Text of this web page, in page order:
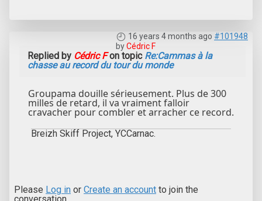
16 years 4 months ago #101948
byCédric F
Replied by Cédric Fon topic Re:Cammas à la
chasse au record du tour du monde
Groupama douille sérieusement. Plus de 300
milles de retard, il va vraiment falloir
cravacher pour combler et arracher ce record.
Breizh Skiff Project, YCCarnac.
Please Log in or Create an account to join the